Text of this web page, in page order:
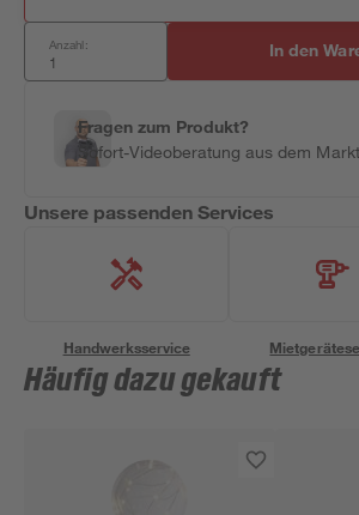
Anzahl: In den
Fragen zum Produkt?
Sofort-Videoberatung aus dem Markt
Unsere passenden Services
Handwerksservice
Häufig dazu gekauft